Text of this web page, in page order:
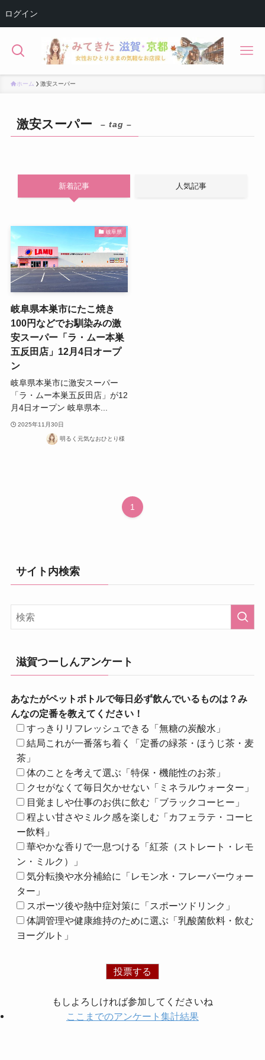
ログイン
ホーム 激安スーパー
激安スーパー – tag –
新着記事 人気記事
岐阜県
岐阜県本巣市にたこ焼き
100円などでお馴染みの激
安スーパー「ラ・ムー本巣
五反田店」12月4日オープ
ン
岐阜県本巣市に激安スーパー
「ラ・ムー本巣五反田店」が12
月4日オープン 岐阜県本...
2025年11月30日
明るく元気なおひとり様
1
サイト内検索
滋賀つーしんアンケート
あなたがペットボトルで毎日必ず飲んでいるものは？み
んなの定番を教えてください！
すっきりリフレッシュできる「無糖の炭酸水」
結局これが一番落ち着く「定番の緑茶・ほうじ茶・麦
茶」
体のことを考えて選ぶ「特保・機能性のお茶」
クセがなくて毎日欠かせない「ミネラルウォーター」
目覚ましや仕事のお供に飲む「ブラックコーヒー」
程よい甘さやミルク感を楽しむ「カフェラテ・コーヒ
ー飲料」
華やかな香りで一息つける「紅茶（ストレート・レモ
ン・ミルク）」
気分転換や水分補給に「レモン水・フレーバーウォー
ター」
スポーツ後や熱中症対策に「スポーツドリンク」
体調管理や健康維持のために選ぶ「乳酸菌飲料・飲む
ヨーグルト」
もしよろしければ参加してくださいね
ここまでのアンケート集計結果